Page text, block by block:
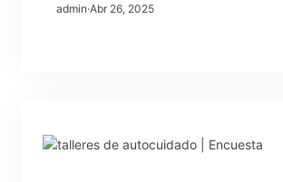
admin·Abr 26, 2025